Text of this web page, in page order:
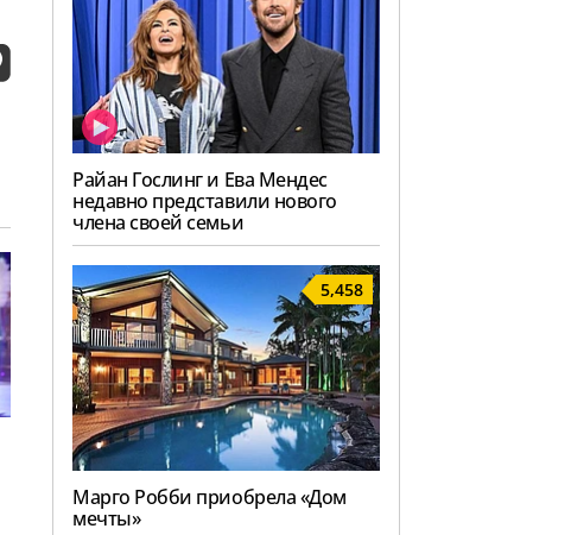
Райан Гослинг и Ева Мендес
недавно представили нового
члена своей семьи
5,458
Марго Робби приобрела «Дом
мечты»